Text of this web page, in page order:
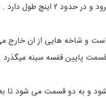
که از قلب بالا
و شاخه هایی از ان خارج
قسمت پایین قفسه سینه
میشود و به دو قسمت می شود